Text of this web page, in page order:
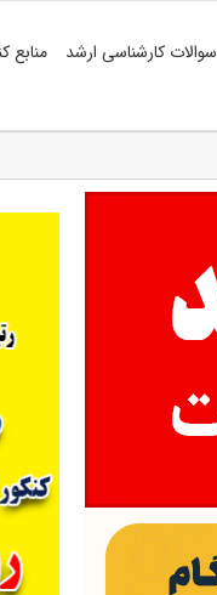
سوالات کارشناسی ارشد منابع